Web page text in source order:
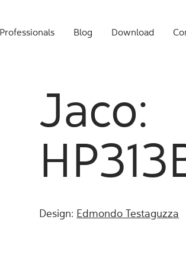
Professionals Blog Download
Jaco:
Design: Edmondo Testaguzza